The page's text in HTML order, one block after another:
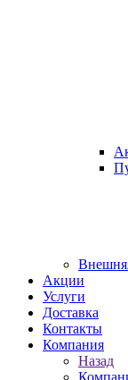
Акции
Услуги
Доставка
Контакты
Компания
Назад